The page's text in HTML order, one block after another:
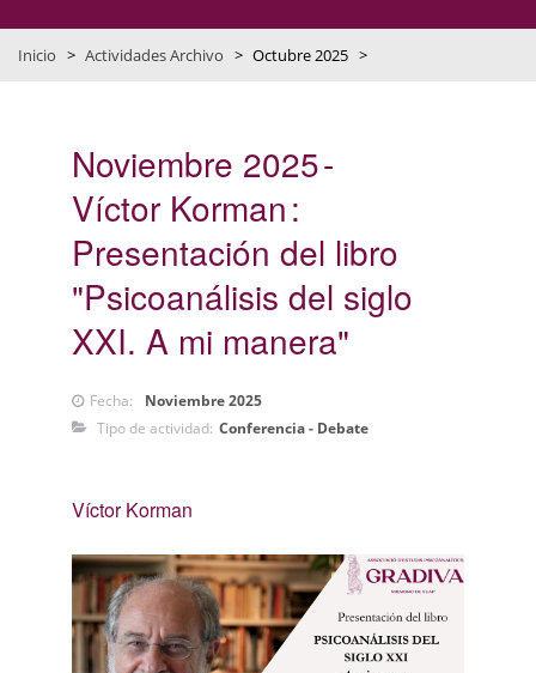
Inicio > Actividades Archivo > Octubre 2025 >
Noviembre 2025
Víctor Korman
Presentación del libro
"Psicoanálisis del siglo
XXI. A mi manera"
Fecha:
Noviembre 2025
Tipo de actividad: Conferencia - Debate
Víctor Korman